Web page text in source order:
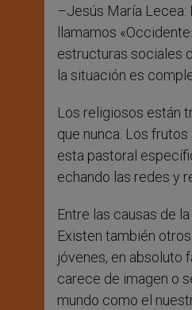
–Jesús María Lecea:
llamamos
estructuras sociales
la situación es
Los religiosos están
que nunca. Los
esta pastoral
echando las redes y
Entre las causas de
Existen también
jóvenes, en absoluto
carece de imagen o
mundo como el